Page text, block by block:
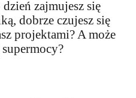
zajmujesz się
dobrze czujesz się
projektami? A może